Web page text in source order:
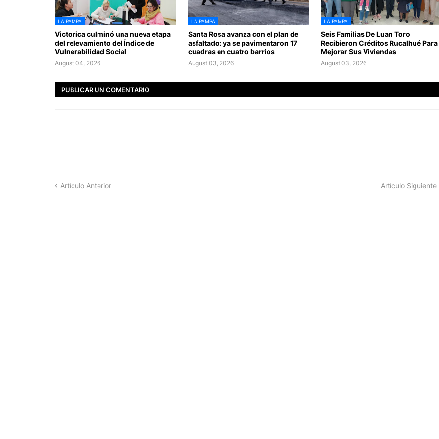
LA PAMPA
Victorica culminó una nueva etapa
del relevamiento del Índice de
Vulnerabilidad Social
August 04, 2026
LA PAMPA
Santa Rosa avanza con el plan de
asfaltado: ya se pavimentaron 17
cuadras en cuatro barrios
August 03, 2026
LA PAMPA
Seis Familias De Luan Toro
Recibieron Créditos Rucalhué Para
Mejorar Sus Viviendas
August 03, 2026
PUBLICAR UN COMENTARIO
Artículo Anterior Artículo Siguiente